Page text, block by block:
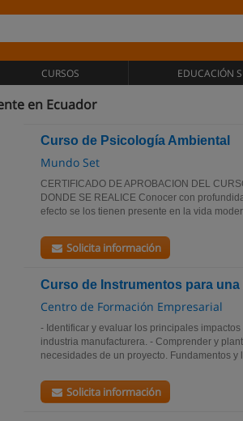
CURSOS EDUCACIÓN
en Ecuador
Curso de Psicología Ambiental
Mundo Set
CERTIFICADO DE APROBACION DEL
DONDE SE REALICE Conocer con
efecto se los tienen presente en la vida
Solicita información
Curso de Instrumentos para una
Centro de Formación Empresarial
- Identificar y evaluar los principales
industria manufacturera. - Comprender y
necesidades de un proyecto. Fundamentos
Solicita información